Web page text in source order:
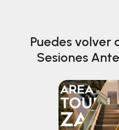
Puedes volver
Sesiones